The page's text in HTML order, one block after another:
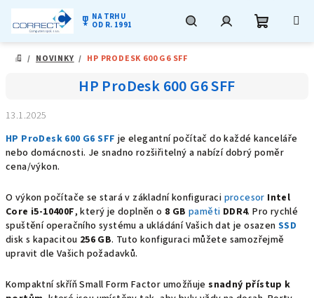
military_tech NA TRHU
OD R. 1991
DOMŮ
/ NOVINKY / HP PRODESK 600 G6 SFF
HP ProDesk 600 G6 SFF
13.1.2025
HP ProDesk 600 G6 SFF je elegantní počítač do každé kanceláře
nebo domácnosti. Je snadno rozšiřitelný a nabízí dobrý poměr
cena/výkon.
O výkon počítače se stará v základní konfiguraci procesor Intel
Core i5-10400F, který je doplněn o 8 GB paměti DDR4. Pro rychlé
spuštění operačního systému a ukládání Vašich dat je osazen SSD
disk s kapacitou 256 GB. Tuto konfiguraci můžete samozřejmě
upravit dle Vašich požadavků.
Kompaktní skříň Small Form Factor umožňujesnadný přístup k